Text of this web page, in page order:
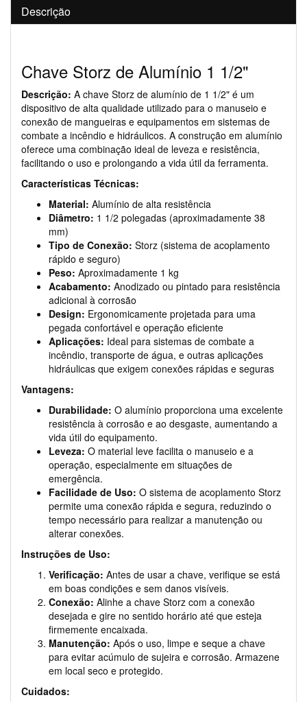
Descrição
Chave Storz de Alumínio 1 1/2"
Descrição: A chave Storz de alumínio de 1 1/2" é um
dispositivo de alta qualidade utilizado para o manuseio e
conexão de mangueiras e equipamentos em sistemas de
combate a incêndio e hidráulicos. A construção em alumínio
oferece uma combinação ideal de leveza e resistência,
facilitando o uso e prolongando a vida útil da ferramenta.
Características Técnicas:
Material: Alumínio de alta resistência
Diâmetro: 1 1/2 polegadas (aproximadamente 38
mm)
Tipo de Conexão: Storz (sistema de acoplamento
rápido e seguro)
Peso: Aproximadamente 1 kg
Acabamento: Anodizado ou pintado para resistência
adicional à corrosão
Design: Ergonomicamente projetada para uma
pegada confortável e operação eficiente
Aplicações: Ideal para sistemas de combate a
incêndio, transporte de água, e outras aplicações
hidráulicas que exigem conexões rápidas e seguras
Vantagens:
Durabilidade: O alumínio proporciona uma excelente
resistência à corrosão e ao desgaste, aumentando a
vida útil do equipamento.
Leveza: O material leve facilita o manuseio e a
operação, especialmente em situações de
emergência.
Facilidade de Uso: O sistema de acoplamento Storz
permite uma conexão rápida e segura, reduzindo o
tempo necessário para realizar a manutenção ou
alterar conexões.
Instruções de Uso:
Verificação: Antes de usar a chave, verifique se está
em boas condições e sem danos visíveis.
Conexão: Alinhe a chave Storz com a conexão
desejada e gire no sentido horário até que esteja
firmemente encaixada.
Manutenção: Após o uso, limpe e seque a chave
para evitar acúmulo de sujeira e corrosão. Armazene
em local seco e protegido.
Cuidados: